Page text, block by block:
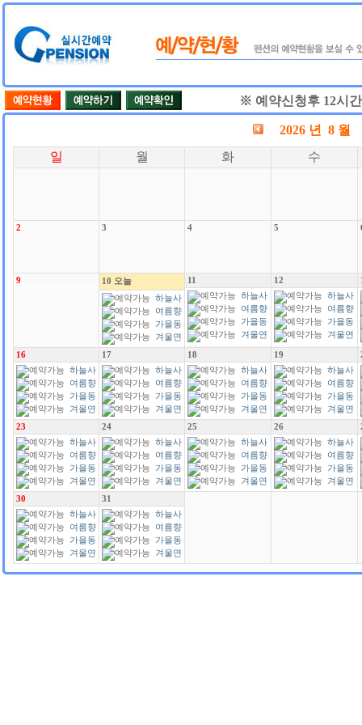
※ 예약신청후 12시
2026 년 8 월
일
월 화 수
2 3 4 5
9 10 오늘
하늘사
랑
여름향
기
가을동
화
겨울연
가
11
하늘사
랑
여름향
기
가을동
화
겨울연
가
12
하늘사
랑
여름향
기
가을동
화
겨울연
가
16
하늘사
랑
여름향
기
가을동
화
겨울연
가
17
하늘사
랑
여름향
기
가을동
화
겨울연
가
18
하늘사
랑
여름향
기
가을동
화
겨울연
가
19
하늘사
랑
여름향
기
가을동
화
겨울연
가
23
하늘사
랑
여름향
기
가을동
화
겨울연
가
24
하늘사
랑
여름향
기
가을동
화
겨울연
가
25
하늘사
랑
여름향
기
가을동
화
겨울연
가
26
하늘사
랑
여름향
기
가을동
화
겨울연
가
30
하늘사
랑
여름향
기
가을동
화
겨울연
가
31
하늘사
랑
여름향
기
가을동
화
겨울연
가